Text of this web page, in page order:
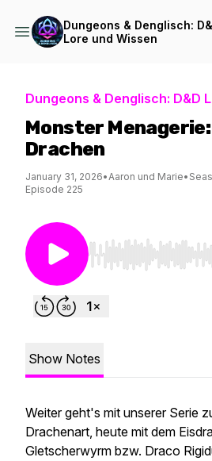
Dungeons & Denglisch:
Lore und Wissen
Dungeons & Denglisch: D&D
Monster Menagerie:
Drachen
January 31, 2026•Aaron und Marie•
Episode 225
Use Left/Right to
Show Notes
Weiter geht's mit unserer Serie
Drachenart, heute mit dem
Gletscherwyrm bzw. Draco